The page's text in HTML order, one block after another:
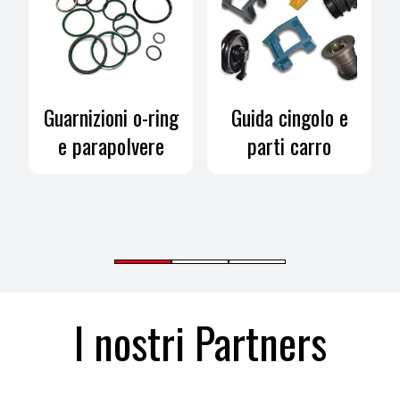
Guarnizioni o-ring
e parapolvere
Guida cingolo e
parti carro
I nostri Partners